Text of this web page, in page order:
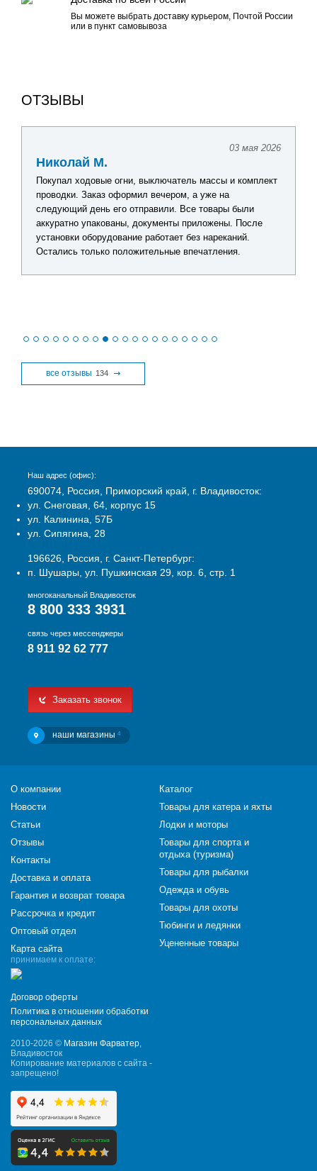
Вы можете выбрать доставку курьером, Почтой России
или в пункт самовывоза
ОТЗЫВЫ
03 мая 2026
Николай М.
Покупал ходовые огни, выключатель массы и комплект
проводки. Заказ оформил вечером, а уже на
следующий день его отправили. Все товары были
аккуратно упакованы, документы приложены. После
установки оборудование работает без нареканий.
Остались только положительные впечатления.
все отзывы 134
Наш адрес (офис):
690074, Россия, Приморский край, г. Владивосток:
ул. Снеговая, 64, корпус 15
ул. Калинина, 57Б
ул. Сипягина, 28
196626, Россия, г. Санкт-Петербург:
п. Шушары, ул. Пушкинская 29, кор. 6, стр. 1
многоканальный Владивосток
8 800 333 3931
связь через мессенджеры
8 911 92 62 777
Заказать звонок
наши магазины 4
принимаем к оплате:
Договор оферты
Политика в отношении обработки
персональных данных
2010-2026 © Магазин Фарватер,
Владивосток
Копирование материалов с сайта -
запрещено!
О компании
Новости
Статьи
Отзывы
Контакты
Доставка и оплата
Гарантия и возврат товара
Рассрочка и кредит
Оптовый отдел
Карта сайта
Каталог
Товары для катера и яхты
Лодки и моторы
Товары для спорта и
отдыха (туризма)
Товары для рыбалки
Одежда и обувь
Товары для охоты
Тюбинги и ледянки
Уцененные товары